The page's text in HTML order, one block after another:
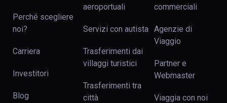
Perché scegliere
noi?
Carriera
Investitori
Blog
aeroportuali
Servizi con autista
Trasferimenti dai
villaggi turistici
Trasferimenti tra
сittà
commerciali
Agenzie di
Viaggio
Partner e
Webmaster
Viaggia con noi